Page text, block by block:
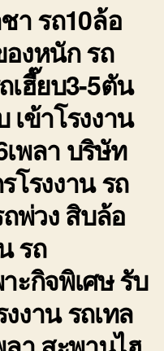
า รถ10ล้อ
งหนัก รถ
เฮี๊ยบ3-5ตัน
ข้าโรงงาน
พลา บริษัท
โรงงาน รถ
พ่วง สิบล้อ
รถ
ะกิจพิเศษ รับ
งาน รถเทล